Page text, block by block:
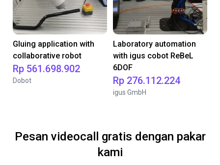
Gluing application with
collaborative robot
Rp 561.698.902
Dobot
Laboratory automation
with igus cobot ReBeL
6DOF
Rp 276.112.224
igus GmbH
Pesan videocall gratis dengan pakar
kami